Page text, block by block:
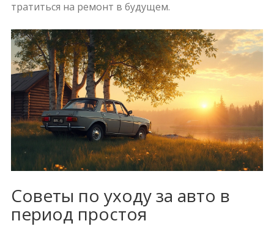
тратиться на ремонт в будущем.
Советы по уходу за авто в
период простоя